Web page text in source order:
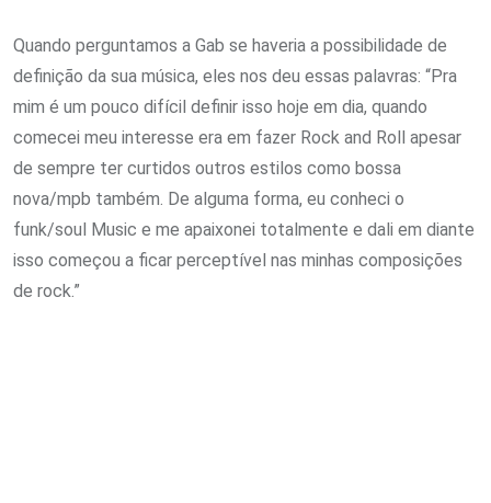
Quando perguntamos a Gab se haveria a possibilidade de
definição da sua música, eles nos deu essas palavras: “Pra
mim é um pouco difícil definir isso hoje em dia, quando
comecei meu interesse era em fazer Rock and Roll apesar
de sempre ter curtidos outros estilos como bossa
nova/mpb também. De alguma forma, eu conheci o
funk/soul Music e me apaixonei totalmente e dali em diante
isso começou a ficar perceptível nas minhas composições
de rock.”